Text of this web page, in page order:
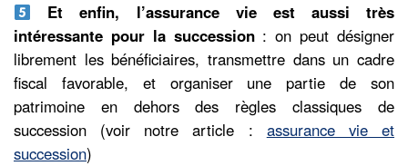
Et enfin, l’assurance vie est aussi très
intéressante pour la succession: on peut désigner
librement les bénéficiaires, transmettre dans un cadre
fiscal favorable, et organiser une partie de son
patrimoine en dehors des règles classiques de
succession (voir notre article : assurance vie et
succession)